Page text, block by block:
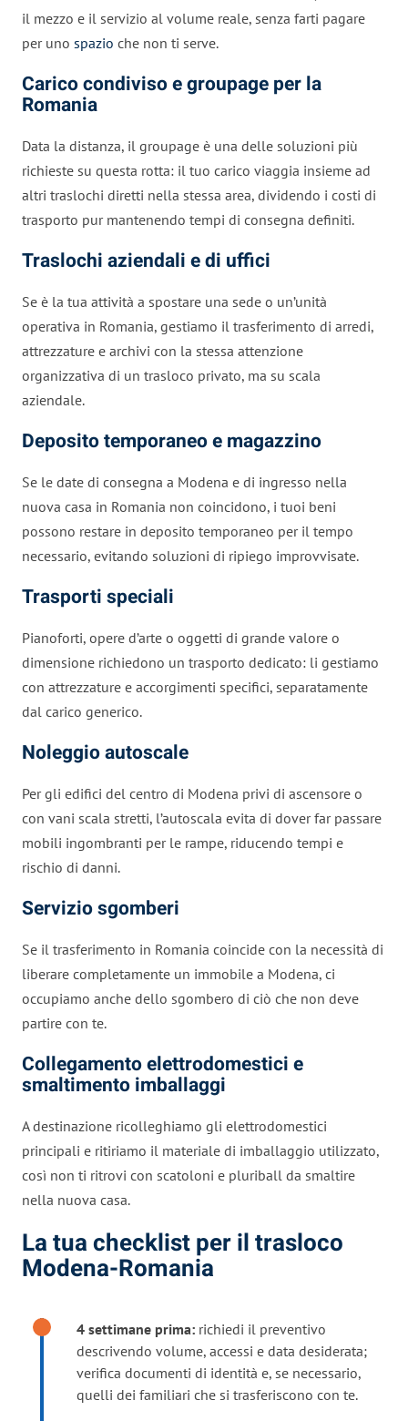
il mezzo e il servizio al volume reale, senza farti pagare
per uno spazio che non ti serve.
Carico condiviso e groupage per la
Romania
Data la distanza, il groupage è una delle soluzioni più
richieste su questa rotta: il tuo carico viaggia insieme ad
altri traslochi diretti nella stessa area, dividendo i costi di
trasporto pur mantenendo tempi di consegna definiti.
Traslochi aziendali e di uffici
Se è la tua attività a spostare una sede o un’unità
operativa in Romania, gestiamo il trasferimento di arredi,
attrezzature e archivi con la stessa attenzione
organizzativa di un trasloco privato, ma su scala
aziendale.
Deposito temporaneo e magazzino
Se le date di consegna a Modena e di ingresso nella
nuova casa in Romania non coincidono, i tuoi beni
possono restare in deposito temporaneo per il tempo
necessario, evitando soluzioni di ripiego improvvisate.
Trasporti speciali
Pianoforti, opere d’arte o oggetti di grande valore o
dimensione richiedono un trasporto dedicato: li gestiamo
con attrezzature e accorgimenti specifici, separatamente
dal carico generico.
Noleggio autoscale
Per gli edifici del centro di Modena privi di ascensore o
con vani scala stretti, l’autoscala evita di dover far passare
mobili ingombranti per le rampe, riducendo tempi e
rischio di danni.
Servizio sgomberi
Se il trasferimento in Romania coincide con la necessità di
liberare completamente un immobile a Modena, ci
occupiamo anche dello sgombero di ciò che non deve
partire con te.
Collegamento elettrodomestici e
smaltimento imballaggi
A destinazione ricolleghiamo gli elettrodomestici
principali e ritiriamo il materiale di imballaggio utilizzato,
così non ti ritrovi con scatoloni e pluriball da smaltire
nella nuova casa.
La tua checklist per il trasloco
Modena-Romania
4 settimane prima: richiedi il preventivo
descrivendo volume, accessi e data desiderata;
verifica documenti di identità e, se necessario,
quelli dei familiari che si trasferiscono con te.